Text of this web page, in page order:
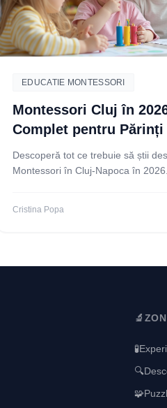
EDUCATIE MONTESSORI
Montessori Cluj în
Complet pentru Părinți
Descoperă tot ce trebuie să știi
Montessori în Cluj-Napoca în
Cristina Popa
🔬
🧪
🔍
🧩